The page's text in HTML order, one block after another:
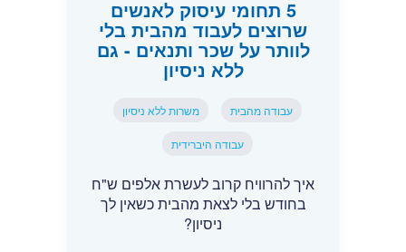
5 תחומי עיסוק לאנשים
שרוצים לעבוד מהבית בלי
לוותר על שכר ותנאים - גם
ללא ניסיון
עבודה מהבית משרות ללא ניסיון
עבודה היברידית
איך להרוויח קרוב לעשרת אלפים ש"ח
בחודש בלי לצאת מהבית כשאין לך
ניסיון?